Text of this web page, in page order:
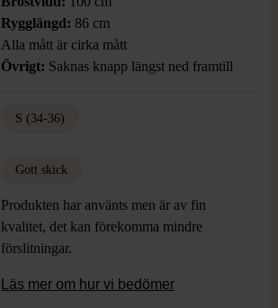
Rygglängd: 86 cm
Alla mått är cirka mått
Övrigt: Saknas knapp längst ned framtill
S (34-36)
Gott skick
Produkten har använts men är av fin
kvalitet, det kan förekomma mindre
förslitningar.
Läs mer om hur vi bedömer